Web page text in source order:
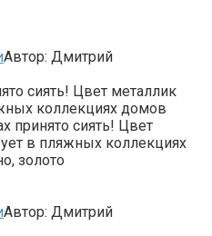
Автор: Дмитрий
сиять! Цвет металлик
коллекциях домов
принято сиять! Цвет
в пляжных коллекциях
золото
Автор: Дмитрий